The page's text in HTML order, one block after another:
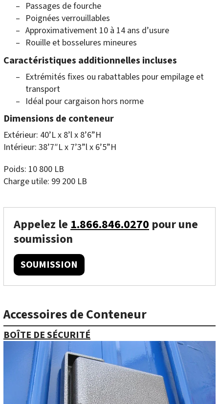
Passages de fourche
Poignées verrouillables
Approximativement 10 à 14 ans d’usure
Rouille et bosselures mineures
Caractéristiques additionnelles incluses
Extrémités fixes ou rabattables pour empilage et
transport
Idéal pour cargaison hors norme
Dimensions de conteneur
Extérieur: 40’L x 8’l x 8’6”H
Intérieur: 38’7″L x 7’3”l x 6’5”H
Poids: 10 800 LB
Charge utile: 99 200 LB
Appelez le1.866.846.0270 pour une
soumission
SOUMISSION
Accessoires de Conteneur
BOÎTE DE SÉCURITÉ